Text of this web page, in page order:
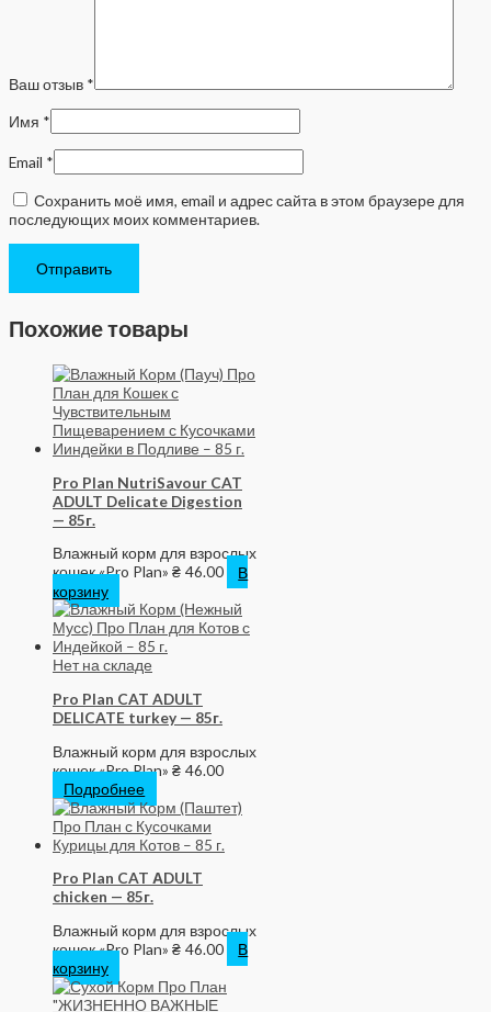
Ваш отзыв *
Имя *
Email *
Сохранить моё имя, email и адрес сайта в этом браузере для
последующих моих комментариев.
Похожие товары
Pro Plan NutriSavour CAT
ADULT Delicate Digestion
— 85г.
Влажный корм для взрослых
кошек «Pro Plan» ₴ 46.00
В
корзину
Нет на складе
Pro Plan CAT ADULT
DELICATE turkey — 85г.
Влажный корм для взрослых
кошек «Pro Plan» ₴ 46.00
Подробнее
Pro Plan CAT АDULT
chicken — 85г.
Влажный корм для взрослых
кошек «Pro Plan» ₴ 46.00
В
корзину